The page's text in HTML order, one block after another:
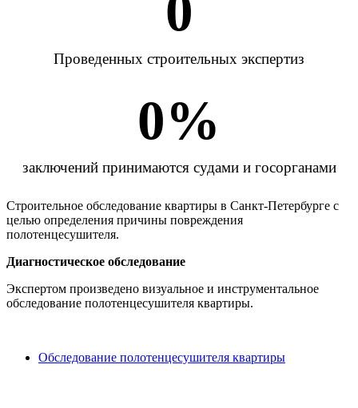
Проведенных строительных экспертиз
0%
заключений принимаются судами и госорганами
Строительное обследование квартиры в Санкт-Петербурге с
целью определения причины повреждения
полотенцесушителя.
Диагностическое обследование
Экспертом произведено визуальное и инструментальное
обследование полотенцесушителя квартиры.
Обследование полотенцесушителя квартиры